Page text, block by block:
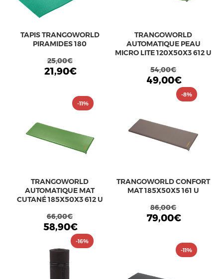
TAPIS TRANGOWORLD
PIRAMIDES 180
25,00€
21,90€
TRANGOWORLD
AUTOMATIQUE PEAU
MICRO LITE 120X50X3 612 U
54,00€
49,00€
TRANGOWORLD
AUTOMATIQUE MAT
CUTANÉ 185X50X3 612 U
66,00€
-11%
58,90€
TRANGOWORLD CONFORT
MAT 185X50X5 161 U
86,00€
-8%
79,00€
-16%
-11%